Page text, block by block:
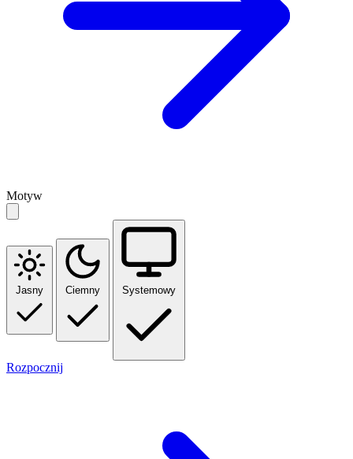
Motyw
Jasny Ciemny Systemowy
Rozpocznij